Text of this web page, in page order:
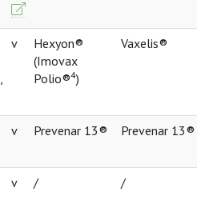
v
Hexyon®
(Imovax
Polio®4)
Vaxelis®
v Prevenar 13® Prevenar 13®
v / /